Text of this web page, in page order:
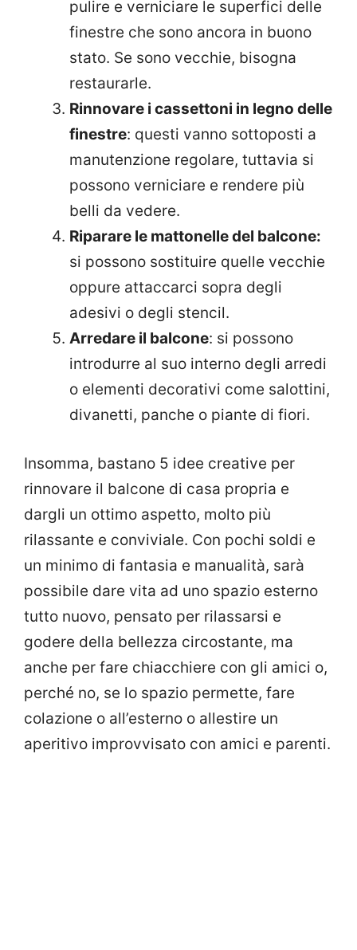
pulire e verniciare le superfici delle
finestre che sono ancora in buono
stato. Se sono vecchie, bisogna
restaurarle.
Rinnovare i cassettoni in legno delle
finestre: questi vanno sottoposti a
manutenzione regolare, tuttavia si
possono verniciare e rendere più
belli da vedere.
Riparare le mattonelle del balcone:
si possono sostituire quelle vecchie
oppure attaccarci sopra degli
adesivi o degli stencil.
Arredare il balcone: si possono
introdurre al suo interno degli arredi
o elementi decorativi come salottini,
divanetti, panche o piante di fiori.
Insomma, bastano 5 idee creative per
rinnovare il balcone di casa propria e
dargli un ottimo aspetto, molto più
rilassante e conviviale. Con pochi soldi e
un minimo di fantasia e manualità, sarà
possibile dare vita ad uno spazio esterno
tutto nuovo, pensato per rilassarsi e
godere della bellezza circostante, ma
anche per fare chiacchiere con gli amici o,
perché no, se lo spazio permette, fare
colazione o all’esterno o allestire un
aperitivo improvvisato con amici e parenti.